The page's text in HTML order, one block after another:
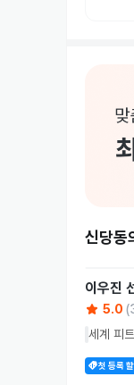
신당동
이우진
5.0 (
세계 피
첫 등록